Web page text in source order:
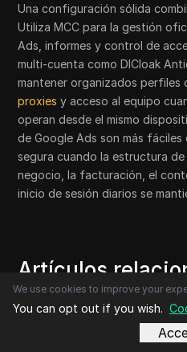
Una configuración sólida
Utiliza MCC para la gestión
Ads, informes y control de
multi-cuenta como DICloak
mantener organizados perfiles
proxies y acceso al equipo
operan desde el mismo
de Google Ads son más
segura cuando la estructura
negocio, la facturación, el
inicio de sesión diarios se
Artículos
We use cookies to improve your
You can opt out if you wish.